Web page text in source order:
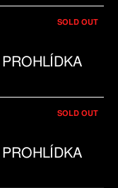
SOLD OUT
SOLD OUT